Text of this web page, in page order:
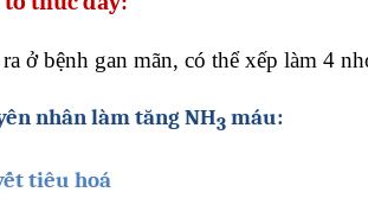
ở bệnh gan mãn, có thể xếp làm 4
nhân làm tăng NH3 máu:
tiêu hoá